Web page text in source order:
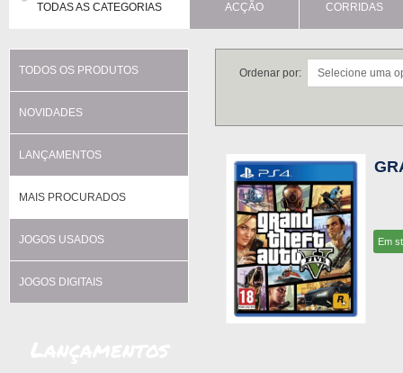
TODAS AS CATEGORIAS ACÇÃO CORRIDAS
TODOS OS PRODUTOS
NOVIDADES
LANÇAMENTOS
MAIS PROCURADOS
JOGOS USADOS
JOGOS DIGITAIS
Ordenar por:
Em